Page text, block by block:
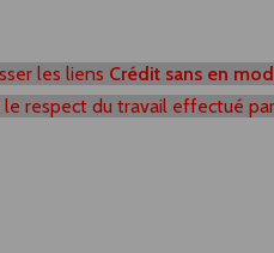
les liens Crédit sans en
respect du travail effectué